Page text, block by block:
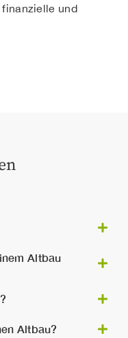
und
über 100
Qualität,
Sicherheit
Altbau
wie
Diese
auszeichnen
Altbau?